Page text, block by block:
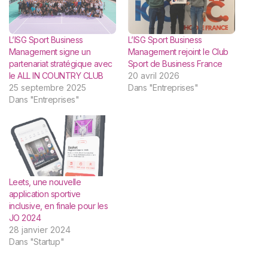
L’ISG Sport Business
Management signe un
partenariat stratégique avec
le ALL IN COUNTRY CLUB
25 septembre 2025
Dans "Entreprises"
L’ISG Sport Business
Management rejoint le Club
Sport de Business France
20 avril 2026
Dans "Entreprises"
Leets, une nouvelle
application sportive
inclusive, en finale pour les
JO 2024
28 janvier 2024
Dans "Startup"